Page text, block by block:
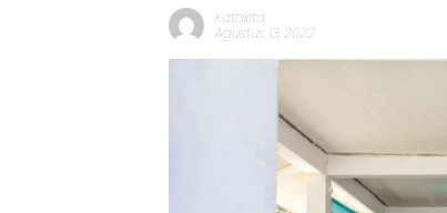
Katakita
Agustus 13, 2022